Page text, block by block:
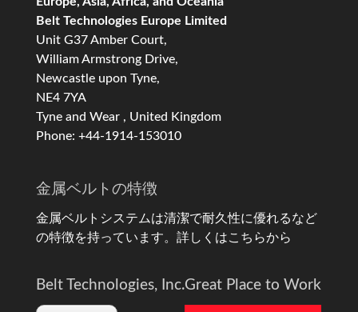
Belt Technologies Europe Limited
Unit G37 Amber Court,
William Armstrong Drive,
Newcastle upon Tyne,
NE4 7YA
Tyne and Wear , United Kingdom
Phone: +44-1914-153010
金属ベルトの特徴
金属ベルトシステムは清潔で耐久性に優れるなど
の特徴を持っています。 詳しくはこちらから
Belt Technologies, Inc.Great Place to Work